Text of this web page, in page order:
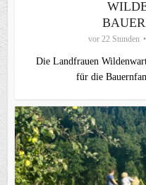
vor 22 Stunden
Die Landfrauen
für die